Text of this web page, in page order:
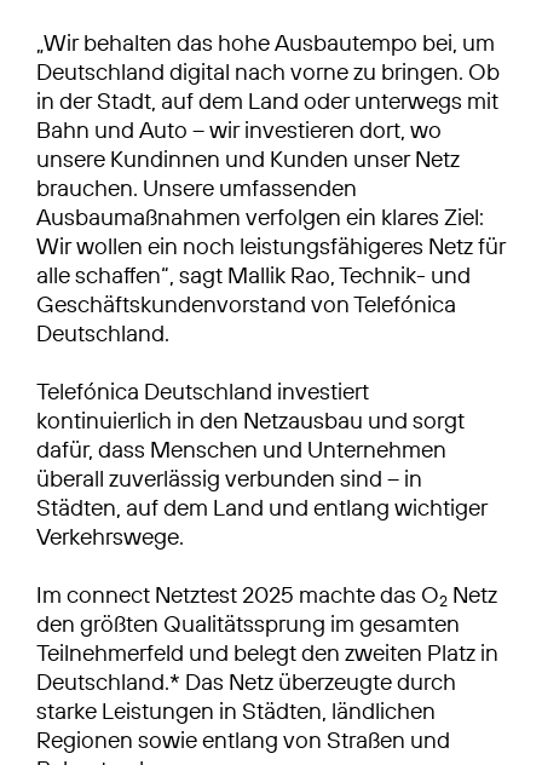
„Wir behalten das hohe Ausbautempo bei, um
Deutschland digital nach vorne zu bringen. Ob
in der Stadt, auf dem Land oder unterwegs mit
Bahn und Auto – wir investieren dort, wo
unsere Kundinnen und Kunden unser Netz
brauchen. Unsere umfassenden
Ausbaumaßnahmen verfolgen ein klares Ziel:
Wir wollen ein noch leistungsfähigeres Netz für
alle schaffen“, sagt Mallik Rao, Technik- und
Geschäftskundenvorstand von Telefónica
Deutschland.
Telefónica Deutschland investiert
kontinuierlich in den Netzausbau und sorgt
dafür, dass Menschen und Unternehmen
überall zuverlässig verbunden sind – in
Städten, auf dem Land und entlang wichtiger
Verkehrswege.
Im connect Netztest 2025 machte das O2 Netz
den größten Qualitätssprung im gesamten
Teilnehmerfeld und belegt den zweiten Platz in
Deutschland.* Das Netz überzeugte durch
starke Leistungen in Städten, ländlichen
Regionen sowie entlang von Straßen und